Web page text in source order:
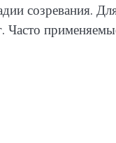
созревания.
Часто